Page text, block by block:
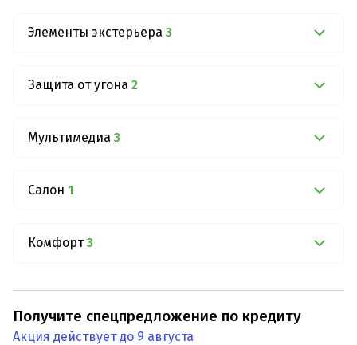
Элементы экстерьера 3
Защита от угона 2
Мультимедиа 3
Салон 1
Комфорт 3
Получите спецпредложение по кредиту
Акция действует до 9 августа